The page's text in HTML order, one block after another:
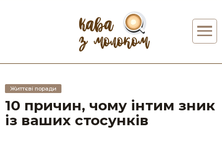
Життєві поради
10 причин, чому інтим зник
із ваших стосунків